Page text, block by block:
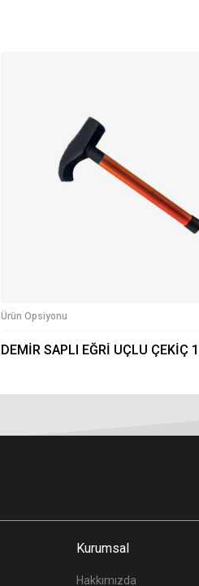
Ürün Opsiyonu
DEMİR SAPLI EĞRİ UÇLU ÇEKİÇ
Kurumsal
Hakkımızda